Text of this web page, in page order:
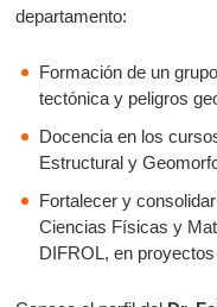
departamento:
Formación de un
tectónica y peligros
Docencia en los
Estructural y
Fortalecer y
Ciencias Físicas y
DIFROL, en